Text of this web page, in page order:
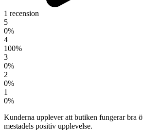
1 recension
5
0%
4
100%
3
0%
2
0%
1
0%
Kunderna upplever att butiken fungerar bra
mestadels positiv upplevelse.